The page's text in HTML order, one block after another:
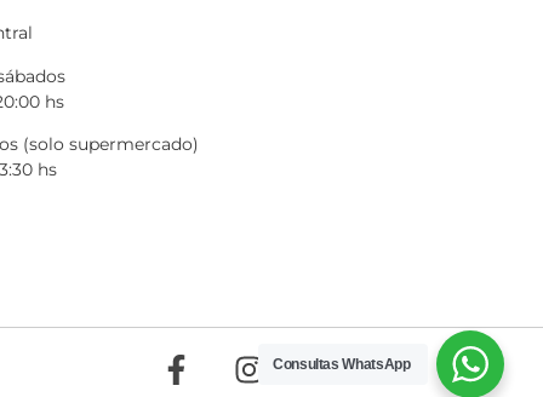
hs
(solo supermercado)
hs
Consultas WhatsApp